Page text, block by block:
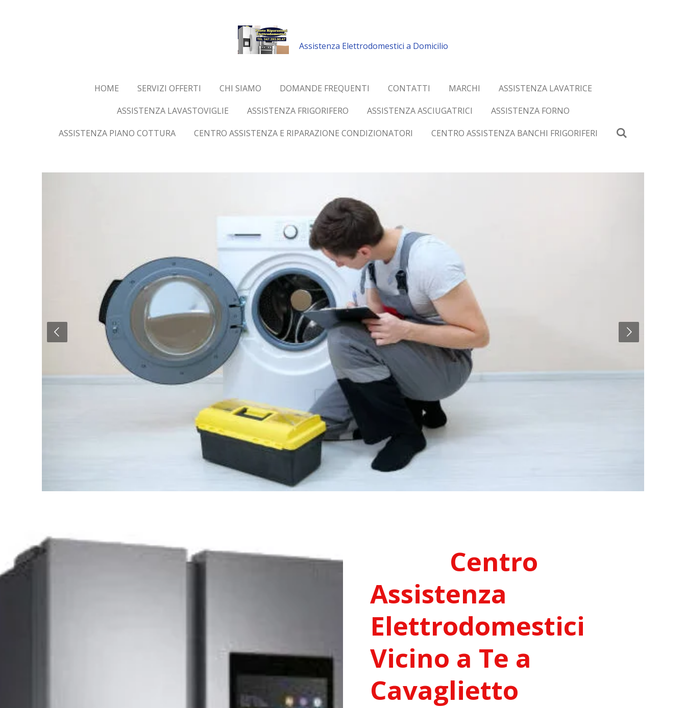
Assistenza Elettrodomestici a Domicilio
HOME SERVIZI OFFERTI CHI SIAMO DOMANDE FREQUENTI CONTATTI MARCHI
ASSISTENZA LAVATRICE
ASSISTENZA LAVASTOVIGLIE
ASSISTENZA FRIGORIFERO ASSISTENZA ASCIUGATRICI
ASSISTENZA FORNO
ASSISTENZA PIANO COTTURA
CENTRO ASSISTENZA E RIPARAZIONE CONDIZIONATORI CENTRO ASSISTENZA BANCHI FRIGORIFERI
Centro
Assistenza
Elettrodomestici
Vicino a Te a
Cavaglietto